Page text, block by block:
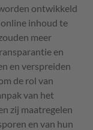
ontwikkeld
inhoud te
meer
en
en verspreiden
de rol van
van het
zij maatregelen
en van hun